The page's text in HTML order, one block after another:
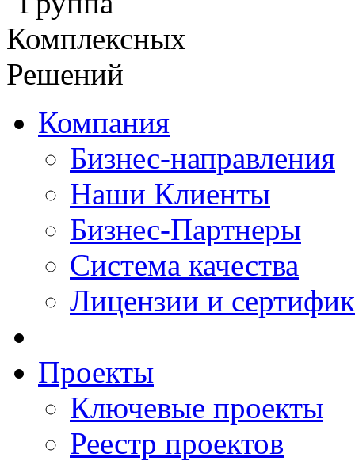
Компания
Бизнес-направления
Наши Клиенты
Бизнес-Партнеры
Система качества
Лицензии и
Проекты
Ключевые проекты
Реестр проектов